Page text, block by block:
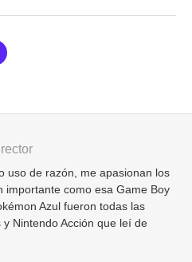
uso de razón, me apasionan los
importante como esa Game Boy
Azul fueron todas las
y Nintendo Acción que leí de